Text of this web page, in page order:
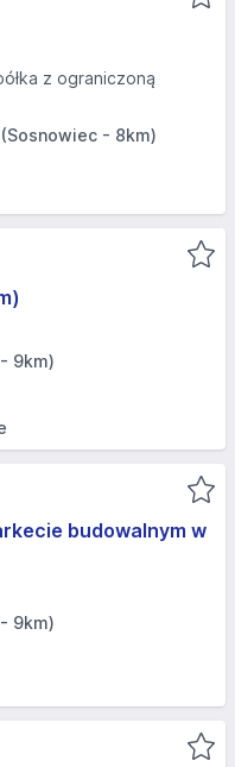
z ograniczoną
- 8km)
9km)
budowalnym w
9km)